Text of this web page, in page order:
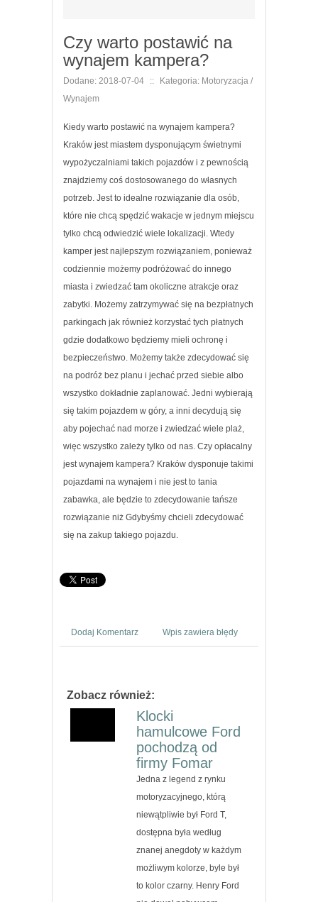
Czy warto postawić na
wynajem kampera?
Dodane: 2018-07-04 ::
Kategoria: Motoryzacja /
Wynajem
Kiedy warto postawić na wynajem kampera?
Kraków jest miastem dysponującym świetnymi
wypożyczalniami takich pojazdów i z pewnością
znajdziemy coś dostosowanego do własnych
potrzeb. Jest to idealne rozwiązanie dla osób,
które nie chcą spędzić wakacje w jednym miejscu
tylko chcą odwiedzić wiele lokalizacji. Wtedy
kamper jest najlepszym rozwiązaniem, ponieważ
codziennie możemy podróżować do innego
miasta i zwiedzać tam okoliczne atrakcje oraz
zabytki. Możemy zatrzymywać się na bezpłatnych
parkingach jak również korzystać tych płatnych
gdzie dodatkowo będziemy mieli ochronę i
bezpieczeństwo. Możemy także zdecydować się
na podróż bez planu i jechać przed siebie albo
wszystko dokładnie zaplanować. Jedni wybierają
się takim pojazdem w góry, a inni decydują się
aby pojechać nad morze i zwiedzać wiele plaż,
więc wszystko zależy tylko od nas. Czy opłacalny
jest wynajem kampera? Kraków dysponuje takimi
pojazdami na wynajem i nie jest to tania
zabawka, ale będzie to zdecydowanie tańsze
rozwiązanie niż Gdybyśmy chcieli zdecydować
się na zakup takiego pojazdu.
Dodaj Komentarz Wpis zawiera błędy
Zobacz również:
Klocki
hamulcowe Ford
pochodzą od
firmy Fomar
Jedna z legend z rynku
motoryzacyjnego, którą
niewątpliwie był Ford T,
dostępna była według
znanej anegdoty w każdym
możliwym kolorze, byle był
to kolor czarny. Henry Ford